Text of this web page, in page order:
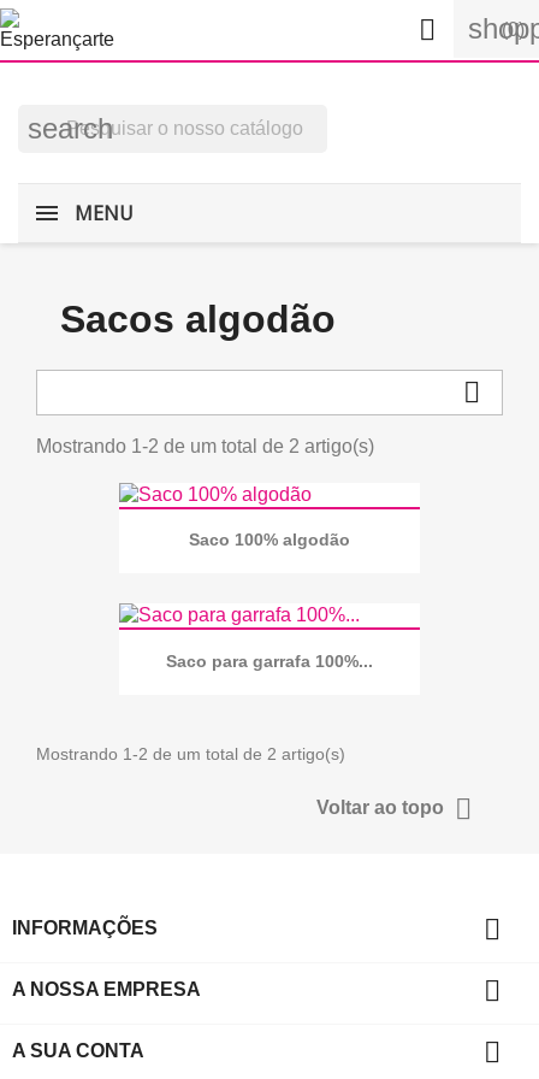
(0)

search
MENU
Sacos algodão

Mostrando 1-2 de um total de 2 artigo(s)
Saco 100% algodão
Saco para garrafa 100%...
Mostrando 1-2 de um total de 2 artigo(s)
Voltar ao topo 
INFORMAÇÕES 
A NOSSA EMPRESA 
A SUA CONTA 